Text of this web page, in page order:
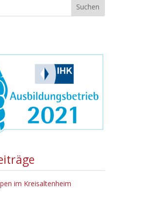
Suchen
im Kreisaltenheim